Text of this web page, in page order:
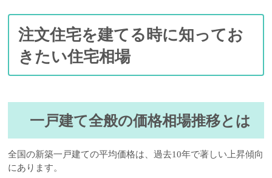
注文住宅を建てる時に知ってお
きたい住宅相場
一戸建て全般の価格相場推移とは
全国の新築一戸建ての平均価格は、過去10年で著しい上昇傾向
にあります。